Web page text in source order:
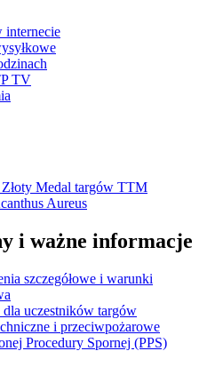
internecie
TV
Medal targów TTM
Aureus
i ważne informacje
szczegółowe i warunki
dla uczestników targów
i przeciwpożarowe
Procedury Spornej (PPS)